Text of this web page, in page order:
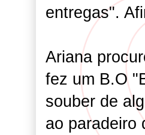
entregas".
Ariana
fez um B.O
souber de
ao paradeiro